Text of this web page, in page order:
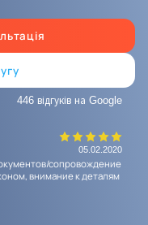
446 відгуків на Google
05.02.2020
сопровождение
внимание к деталям